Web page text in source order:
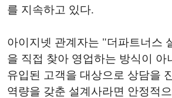
를 지속하고 있다.
아이지넷 관계자는 "더파트너스
을 직접 찾아 영업하는 방식이 아
유입된 고객을 대상으로 상담을
역량을 갖춘 설계사라면 안정적